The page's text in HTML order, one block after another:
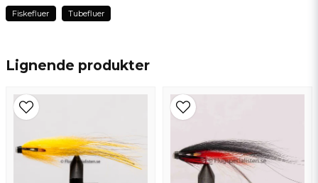
Lignende produkter
Ja, du kan publisere spørsmålet mitt
To laks på første fem kast 👍
3 år siden
Fiskefluer Tubefluer